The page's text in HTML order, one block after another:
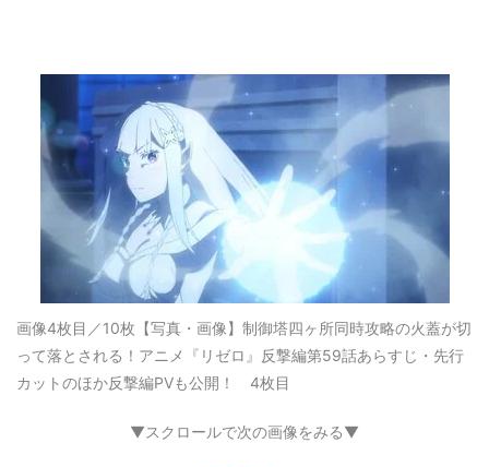
画像4枚目／10枚 【写真・画像】制御塔四ヶ所同時攻略の火蓋が切
って落とされる！アニメ『リゼロ』反撃編第59話あらすじ・先行
カットのほか反撃編PVも公開！ 4枚目
▼スクロールで次の画像をみる▼